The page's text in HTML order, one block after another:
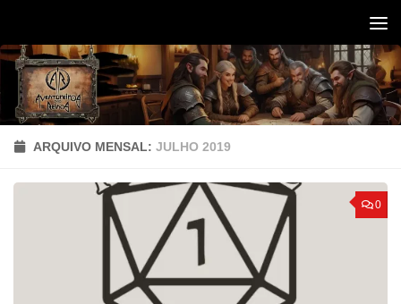
ARQUIVO MENSAL: JULHO 2019
0